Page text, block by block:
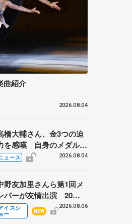
曲紹介
2026.08.04
橋大輔さん、金3つの迫
を感嘆 自身のメダルは
どちらに？」 〝リス兄
野村忠宏さんと対談
ュース 2026.08.04
野友加里さんら第1回メ
バーが友情出演 20周
の「フレンズオンアイ
」 宮本賢二さん、有川
イスシ
ー
NEW
2026.08.06